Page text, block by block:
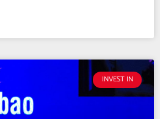
INVEST IN